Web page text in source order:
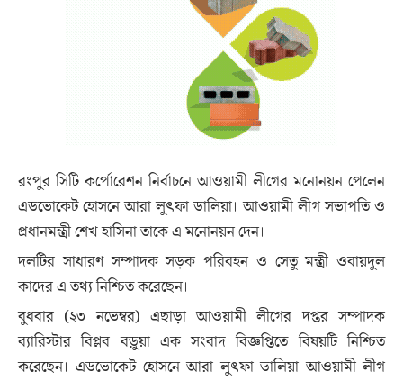
রংপুর সিটি কর্পোরেশন নির্বাচনে আওয়ামী লীগের মনোনয়ন পেলেন
এডভোকেট হোসনে আরা লুৎফা ডালিয়া। আওয়ামী লীগ সভাপতি ও
প্রধানমন্ত্রী শেখ হাসিনা তাকে এ মনোনয়ন দেন।
দলটির সাধারণ সম্পাদক সড়ক পরিবহন ও সেতু মন্ত্রী ওবায়দুল
কাদের এ তথ্য নিশ্চিত করেছেন।
বুধবার (২৩ নভেম্বর) এছাড়া আওয়ামী লীগের দপ্তর সম্পাদক
ব্যারিস্টার বিপ্লব বড়ুয়া এক সংবাদ বিজ্ঞপ্তিতে বিষয়টি নিশ্চিত
করেছেন। এডভোকেট হোসনে আরা লুৎফা ডালিয়া আওয়ামী লীগ